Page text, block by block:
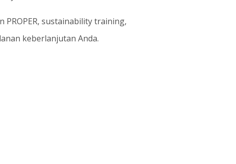
sustainability training,
keberlanjutan Anda.